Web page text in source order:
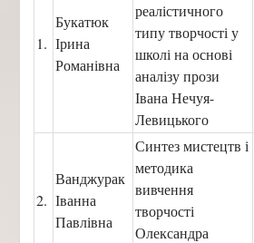
1.
Букатюк
Ірина
Романівна
реалістичного
типу творчості у
школі на основі
аналізу прози
Івана Нечуя-
Левицького
2.
Ванджурак
Іванна
Павлівна
Синтез мистецтв і
методика
вивчення
творчості
Олександра